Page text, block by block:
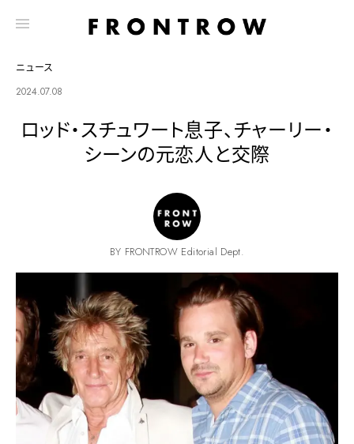
ニュース
2024.07.08
ロッド・スチュワート息子、チャーリー・
シーンの元恋人と交際
BY FRONTROW Editorial Dept.